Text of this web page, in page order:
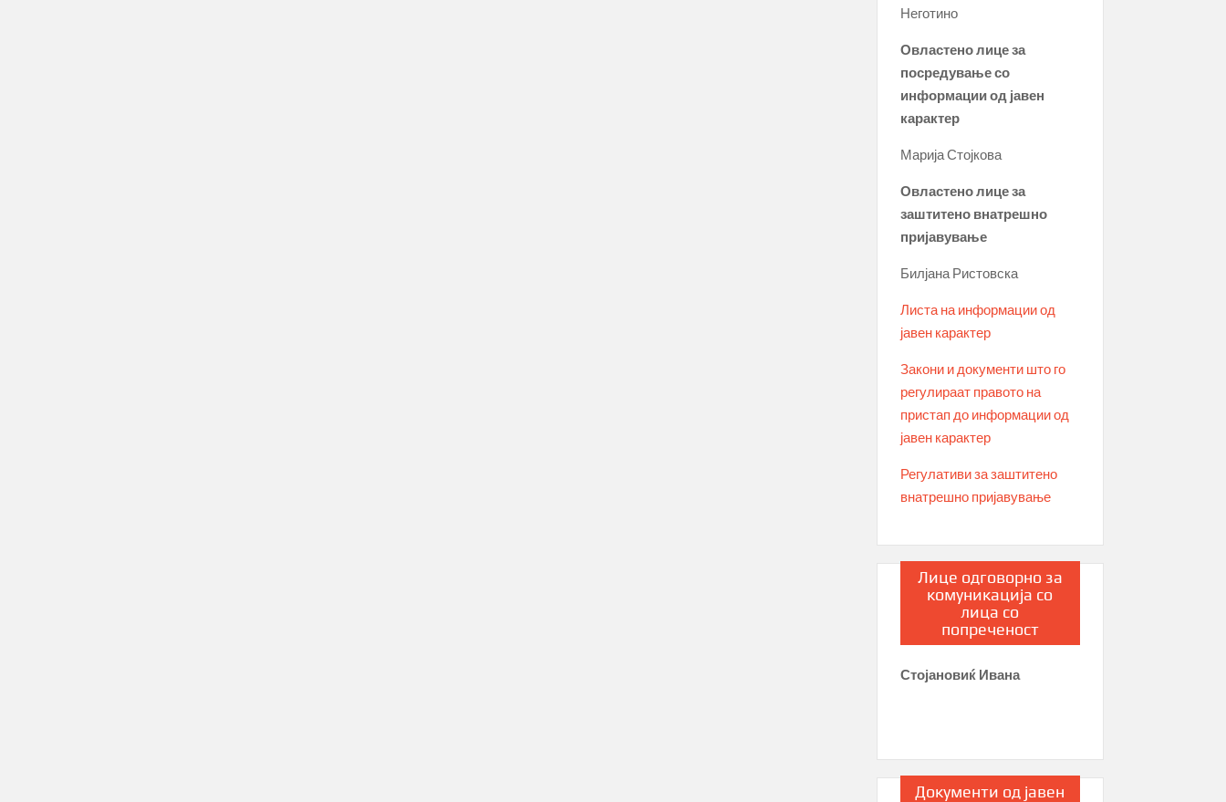
Неготино
Овластено лице за
посредување со
информации од јавен
карактер
Марија Стојкова
Овластено лице за
заштитено внатрешно
пријавување
Билјана Ристовска
Листа на информации од
јавен карактер
Закони и документи што го
регулираат правото на
пристап до информации од
јавен карактер
Регулативи за заштитено
внатрешно пријавување
Лице одговорно за
комуникација со
лица со
попреченост
Стојановиќ Ивана
Документи од јавен